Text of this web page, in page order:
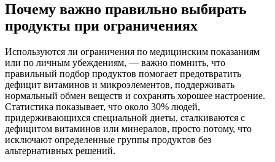
Почему важно правильно выбирать
продукты при ограничениях
Используются ли ограничения по медицинским показаниям
или по личным убеждениям, — важно помнить, что
правильный подбор продуктов помогает предотвратить
дефицит витаминов и микроэлементов, поддерживать
нормальный обмен веществ и сохранять хорошее настроение.
Статистика показывает, что около 30% людей,
придерживающихся специальной диеты, сталкиваются с
дефицитом витаминов или минералов, просто потому, что
исключают определенные группы продуктов без
альтернативных решений.